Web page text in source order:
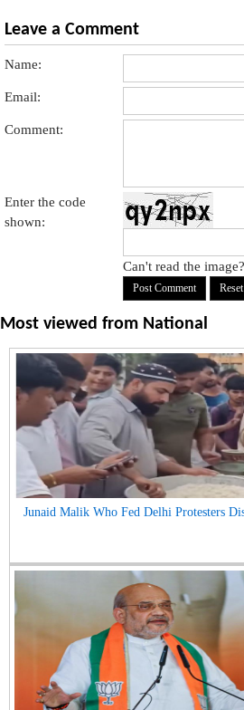
Leave a Comment
Name:
Email:
Comment:
Enter the code
shown:
Can't read the
Most viewed from National
Junaid Malik Who Fed Delhi Protesters